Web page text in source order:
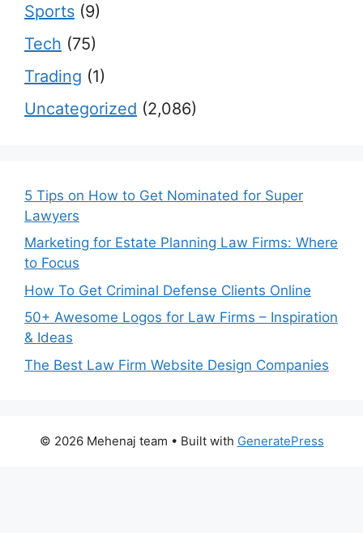
Sports (9)
Tech (75)
Trading (1)
Uncategorized (2,086)
5 Tips on How to Get Nominated for Super
Lawyers
Marketing for Estate Planning Law Firms: Where
to Focus
How To Get Criminal Defense Clients Online
50+ Awesome Logos for Law Firms – Inspiration
& Ideas
The Best Law Firm Website Design Companies
© 2026 Mehenaj team • Built with GeneratePress